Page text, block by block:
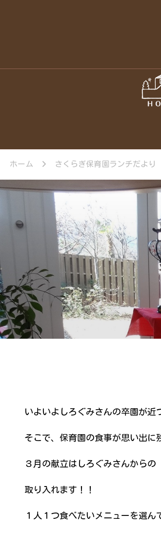
ホーム さくらぎ保育園ランチだより
いよいよしろぐみさんの卒園が近
そこで、保育園の食事が思い出に
３月の献立はしろぐみさんからの
取り入れます！！
１人１つ食べたいメニューを選ん